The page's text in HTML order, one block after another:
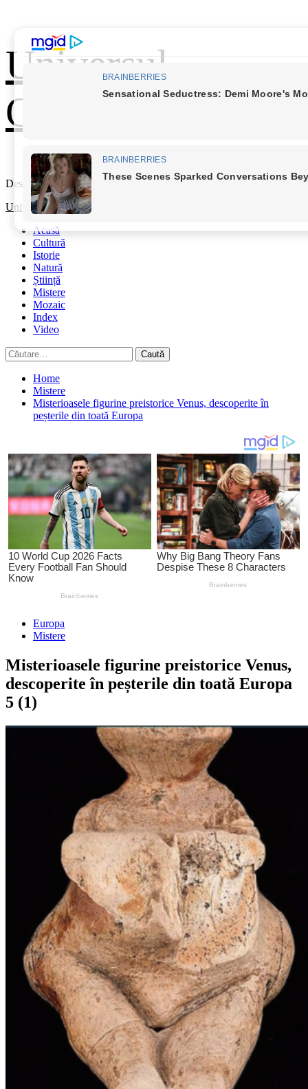
content
Universul
Cunoașterii
Descoperă Lumea
Primary
Universul Cunoașterii
Acasă
Cultură
Istorie
Natură
Știință
Mistere
Mozaic
Index
Video
Caută
după:
Home
Mistere
Misterioasele figurine preistorice Venus, descoperite în
peșterile din toată Europa
Europa
Mistere
Misterioasele figurine preistorice Venus,
descoperite în peșterile din toată Europa
5 (1)